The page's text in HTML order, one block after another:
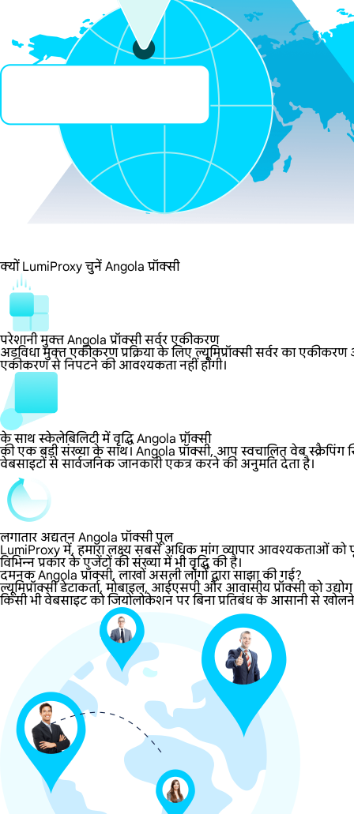
क्यों LumiProxy चुनें Angola प्रॉक्सी
परेशानी मुक्त Angola प्रॉक्सी सर्वर एकीकरण
अडविधा मुक्त एकीकरण प्रक्रिया के लिए ल्यूमिप्रॉक्सी सर्वर का
एकीकरण से निपटने की आवश्यकता नहीं होगी।
के साथ स्केलेबिलिटी में वृद्धि Angola प्रॉक्सी
की एक बड़ी संख्या के साथ। Angola प्रॉक्सी, आप स्वचालित वेब
वेबसाइटों से सार्वजनिक जानकारी एकत्र करने की अनुमति देता है।
लगातार अद्यतन Angola प्रॉक्सी पूल
LumiProxy में, हमारा लक्ष्य सबसे अधिक मांग व्यापार आवश्यकताओं को
विभिन्न प्रकार के एजेंटों की संख्या में भी वृद्धि की है।
दमनक Angola प्रॉक्सी, लाखों असली लोगों द्वारा साझा की गई?
ल्यूमिप्रॉक्सी डेटाकर्ता, मोबाइल, आईएसपी और आवासीय प्रॉक्सी को
किसी भी वेबसाइट को जियोलोकेशन पर बिना प्रतिबंध के आसानी से खोलने